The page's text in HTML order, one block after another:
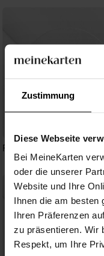
Zustimmung
Diese Webseite
Bei MeineKarten
oder die unserer
Website und Ihre
Ihnen die am besten
Ihren Präferenzen
zu präsentieren. Wir
Respekt, um Ihre
Fotoautomat Design